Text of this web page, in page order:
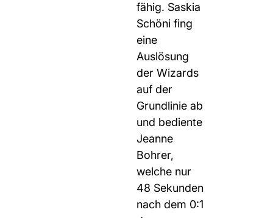
fähig. Saskia
Schöni fing
eine
Auslösung
der Wizards
auf der
Grundlinie ab
und bediente
Jeanne
Bohrer,
welche nur
48 Sekunden
nach dem 0:1